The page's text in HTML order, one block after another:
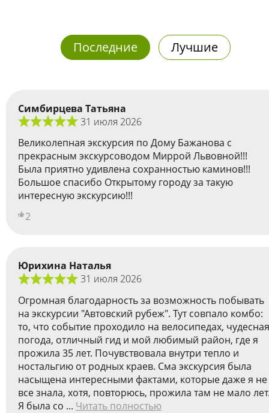
Последние Лучшие
Симбирцева Татьяна
31 июля 2026
Великолепная экскурсия по Дому Бажанова с
прекрасным экскурсоводом Миррой Львовной!!!
Была приятно удивлена сохранностью каминов!!!
Большое спасибо Открытому городу за такую
интересную экскурсию!!!
2
Юрихина Наталья
31 июля 2026
Огромная благодарность за возможность побывать
на экскурсии "Автовский рубеж". Тут совпало комбо:
то, что событие проходило на велосипедах, чудесная
погода, отличный гид и мой любимый район, где я
прожила 35 лет. Почувствовала внутри тепло и
ностальгию от родных краев. Сма экскурсия была
насыщена интересными фактами, которые даже я не
все знала, хотя, повторюсь, прожила там не мало
Я была со ... Читать полностью